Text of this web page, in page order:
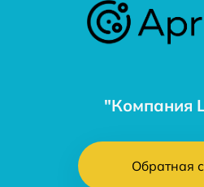
"Компания
Обратная